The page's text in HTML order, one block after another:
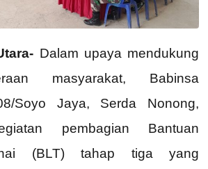
Dalam upaya mendukung
masyarakat, Babinsa
Soyo Jaya, Serda Nonong,
pembagian Bantuan
(BLT) tahap tiga yang